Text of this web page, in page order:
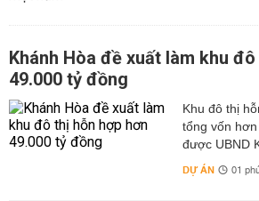
Khánh Hòa đề xuất làm khu
49.000 tỷ đồng
Khu đô thị
tổng vốn
được UBND
DỰ ÁN 01